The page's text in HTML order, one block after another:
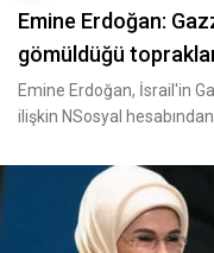
Emine Erdoğan:
gömüldüğü
Emine Erdoğan, İsrail'in
ilişkin NSosyal